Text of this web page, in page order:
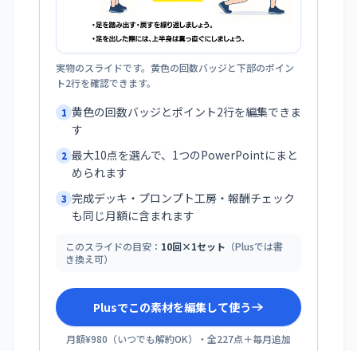
実物のスライドです。黄色の回数バッジと下部のポイン
ト2行を確認できます。
1 黄色の回数バッジとポイント2行を編集できま
す
2 最大10点を選んで、1つのPowerPointにまと
められます
3 完成デッキ・プロンプト工房・報酬チェック
も同じ月額に含まれます
このスライドの目安： 10回×1セット （Plusでは書
き換え可）
Plusでこの素材を編集して使う
月額¥980 （いつでも解約OK）・全227点＋毎月追加